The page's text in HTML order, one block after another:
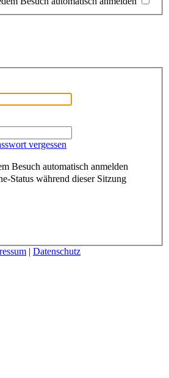
vergessen
Besuch automatisch anmelden
Status während dieser Sitzung
| Datenschutz